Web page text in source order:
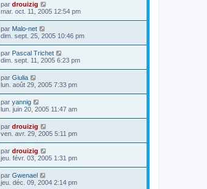
par drouizig
mar. oct. 11, 2005 12:54 pm
par Malo-net
dim. sept. 25, 2005 10:46 pm
par Pascal Trichet
dim. sept. 11, 2005 6:23 pm
par Giulia
lun. août 29, 2005 7:33 pm
par yannig
lun. juin 20, 2005 11:47 am
par drouizig
ven. avr. 29, 2005 5:11 pm
par drouizig
jeu. févr. 03, 2005 1:31 pm
par Gwenael
jeu. déc. 09, 2004 2:14 pm